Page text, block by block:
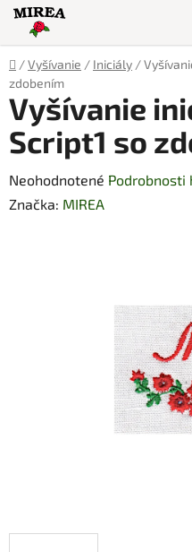
Prejsť
obsah
Domov
/Vyšívanie / Iniciály /
zdobením
Vyšívanie
Script1 so
Priemerné
hodnotenie
Neohodnotené Podrobnosti
Značka: MIREA